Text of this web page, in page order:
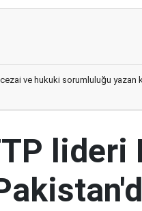
cezai ve hukuki sorumluluğu
lideri